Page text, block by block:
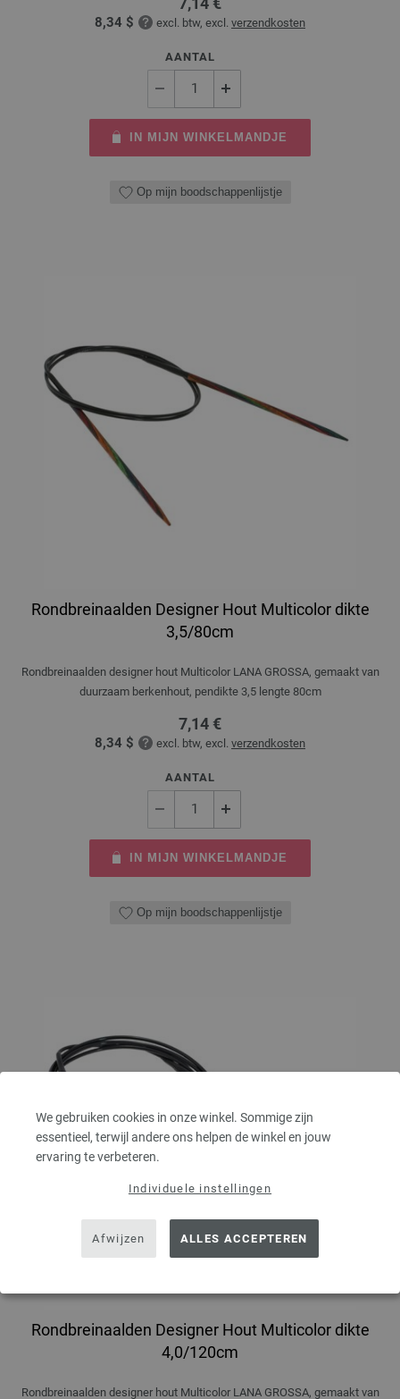
We gebruiken cookies in onze winkel. Sommige zijn
essentieel, terwijl andere ons helpen de winkel en jouw
ervaring te verbeteren.
Individuele instellingen
Afwijzen ALLES ACCEPTEREN
8,34 $ excl. btw, excl. verzendkosten
AANTAL
IN MIJN WINKELMANDJE
Op mijn boodschappenlijstje
Rondbreinaalden Designer Hout Multicolor dikte
3,5/80cm
Rondbreinaalden designer hout Multicolor LANA GROSSA, gemaakt van
duurzaam berkenhout, pendikte 3,5 lengte 80cm
7,14 €
8,34 $ excl. btw, excl. verzendkosten
AANTAL
IN MIJN WINKELMANDJE
Op mijn boodschappenlijstje
Rondbreinaalden Designer Hout Multicolor dikte
4,0/120cm
Rondbreinaalden designer hout Multicolor LANA GROSSA, gemaakt van